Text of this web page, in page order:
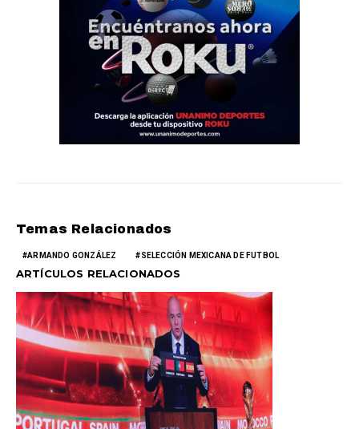
Temas Relacionados
ARMANDO GONZÁLEZ SELECCIÓN MEXICANA DE FUTBOL
ARTÍCULOS RELACIONADOS